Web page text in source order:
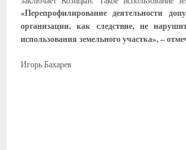
«Перепрофилирование деятельности
организации, как следствие, не
использования земельного участка», –
Игорь Бахарев